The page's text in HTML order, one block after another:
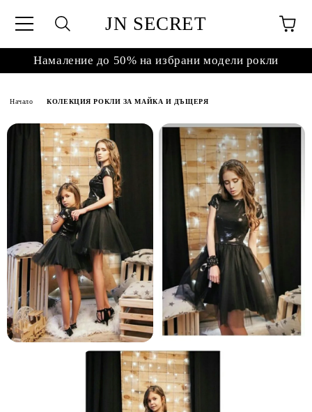
JN SECRET
Намаление до 50% на избрани модели рокли
Начало КОЛЕКЦИЯ РОКЛИ ЗА МАЙКА И ДЪЩЕРЯ